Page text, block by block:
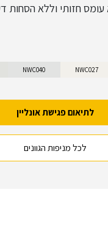
עומס חזותי וללא הסחות
NWC027
NWC040
לתיאום פגישת אונליין
לכל מניפות הגוונים